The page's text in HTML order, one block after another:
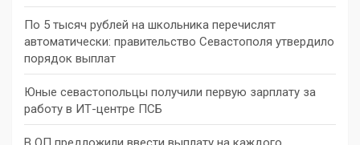
По 5 тысяч рублей на школьника перечислят
автоматически: правительство Севастополя утвердило
порядок выплат
Юные севастопольцы получили первую зарплату за
работу в ИТ-центре ПСБ